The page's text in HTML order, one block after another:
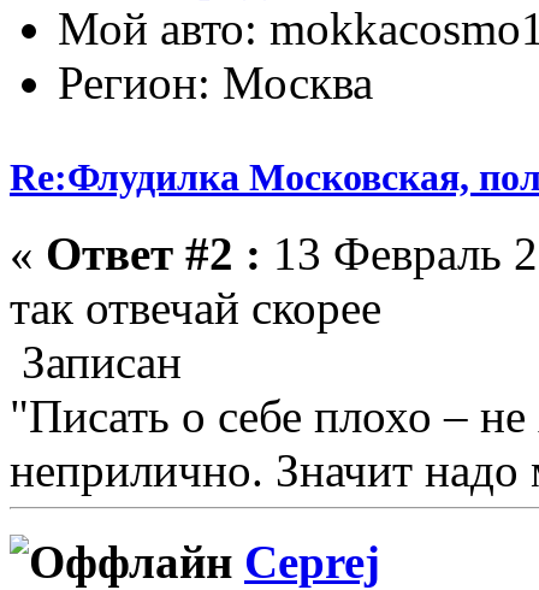
Мой авто:
Регион: Москва
Re:Флудилка Московская,
« Ответ #2 : 13 Февраль
так отвечай скорее
Записан
"Писать о себе плохо –
неприлично. Значит надо
Ceprej